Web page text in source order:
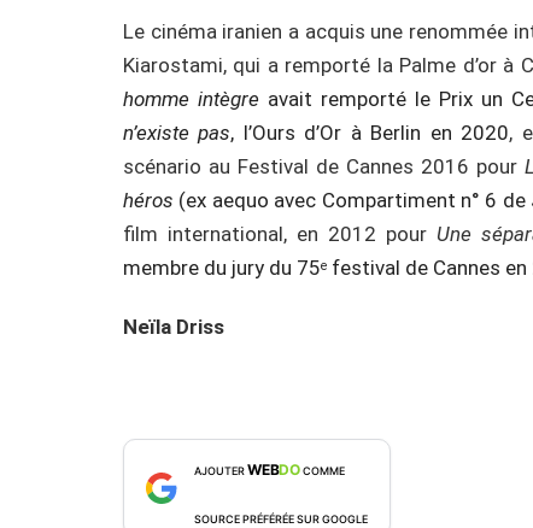
Le cinéma iranien a acquis une renommée
Kiarostami, qui a remporté la Palme d’or à
homme intègre avait remporté le Prix un
n’existe pas, l’Ours d’Or à Berlin en 2020,
scénario au Festival de Cannes 2016 pour
héros (ex aequo avec Compartiment n° 6
film international, en 2012 pour Une
membre du jury du 75e festival de Cannes en
Neïla Driss
AJOUTERWEBDOCOMME
SOURCE PRÉFÉRÉE SUR GOOGLE